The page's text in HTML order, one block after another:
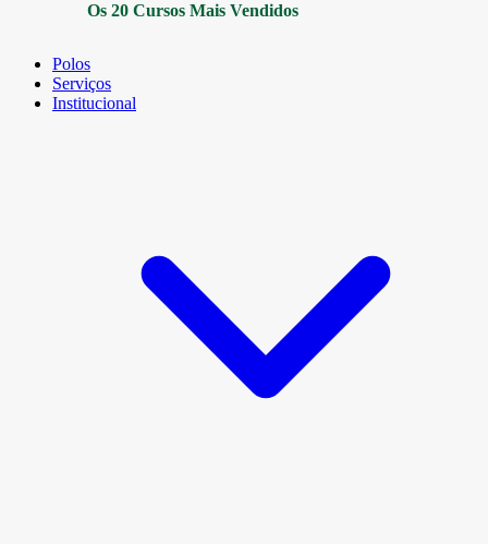
Os 20 Cursos Mais Vendidos
Polos
Serviços
Institucional